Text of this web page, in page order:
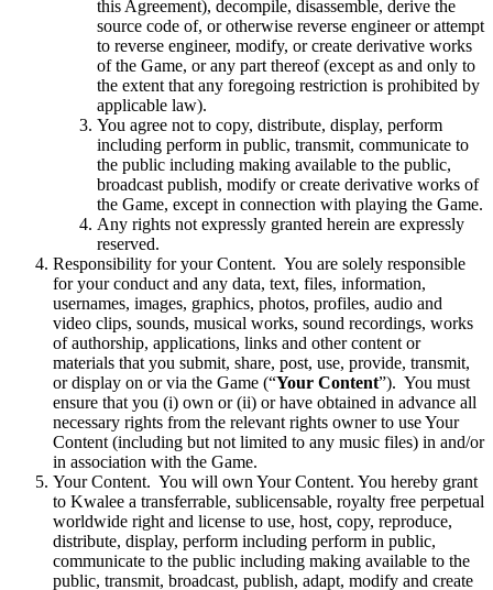
this Agreement), decompile, disassemble, derive the
source code of, or otherwise reverse engineer or attempt
to reverse engineer, modify, or create derivative works
of the Game, or any part thereof (except as and only to
the extent that any foregoing restriction is prohibited by
applicable law).
You agree not to copy, distribute, display, perform
including perform in public, transmit, communicate to
the public including making available to the public,
broadcast publish, modify or create derivative works of
the Game, except in connection with playing the Game.
Any rights not expressly granted herein are expressly
reserved.
Responsibility for your Content. You are solely responsible
for your conduct and any data, text, files, information,
usernames, images, graphics, photos, profiles, audio and
video clips, sounds, musical works, sound recordings, works
of authorship, applications, links and other content or
materials that you submit, share, post, use, provide, transmit,
or display on or via the Game (“Your Content”). You must
ensure that you (i) own or (ii) or have obtained in advance all
necessary rights from the relevant rights owner to use Your
Content (including but not limited to any music files) in and/or
in association with the Game.
Your Content. You will own Your Content. You hereby grant
to Kwalee a transferrable, sublicensable, royalty free perpetual
worldwide right and license to use, host, copy, reproduce,
distribute, display, perform including perform in public,
communicate to the public including making available to the
public, transmit, broadcast, publish, adapt, modify and create